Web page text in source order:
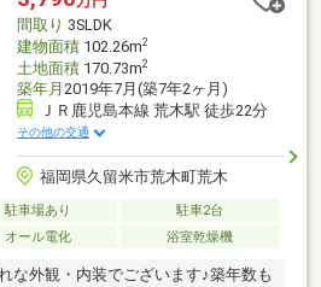
間取り 3SLDK
建物面積102.26m2
土地面積170.73m2
築年月 2019年7月(築7年2ヶ月)
ＪＲ鹿児島本線 荒木駅 徒歩22分
その他の交通
福岡県久留米市荒木町荒木
駐車場あり
駐車2台
オール電化 浴室乾燥機
な外観・内装でございます♪築年数も